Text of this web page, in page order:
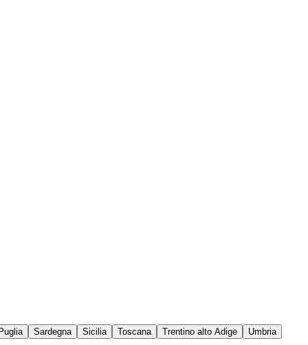
Puglia Sardegna Sicilia Toscana Trentino alto Adige
Umbria